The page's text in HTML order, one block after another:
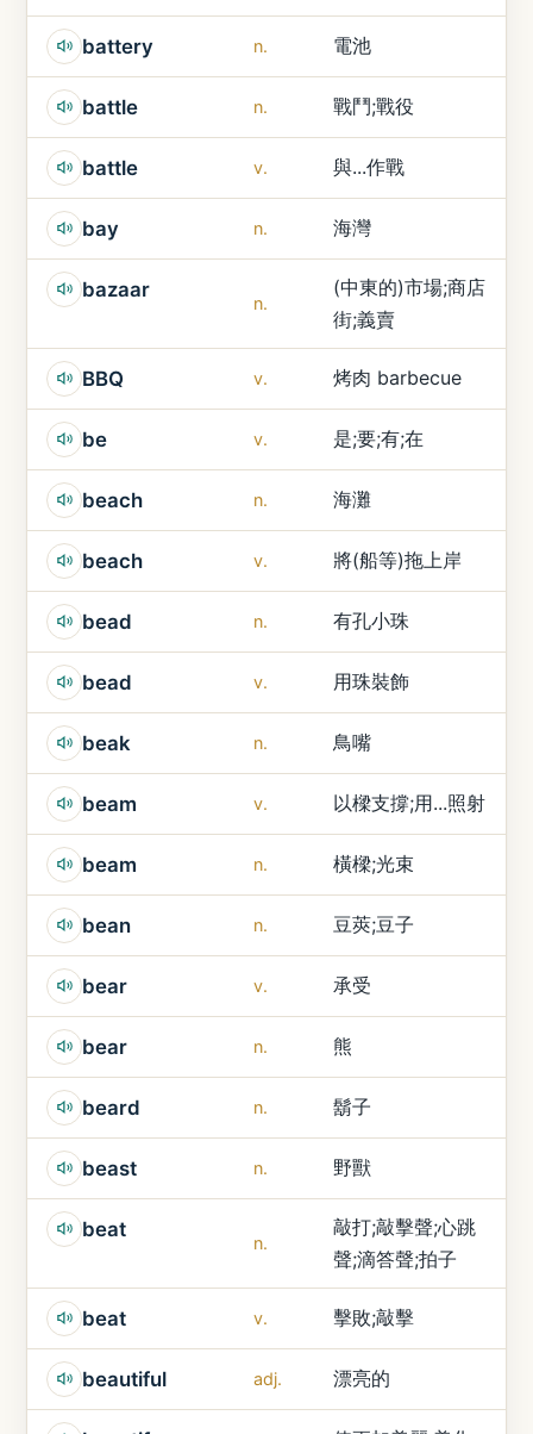
battery n. 電池
battle n. 戰鬥;戰役
battle v. 與...作戰
bay n. 海灣
bazaar
n.
(中東的)市場;商店
街;義賣
BBQ v. 烤肉 barbecue
be v. 是;要;有;在
beach n. 海灘
beach v. 將(船等)拖上岸
bead n. 有孔小珠
bead v. 用珠裝飾
beak n. 鳥嘴
beam v. 以樑支撐;用...照射
beam n. 橫樑;光束
bean n. 豆莢;豆子
bear v. 承受
bear n. 熊
beard n. 鬍子
beast n. 野獸
beat
n.
敲打;敲擊聲;心跳
聲;滴答聲;拍子
beat v. 擊敗;敲擊
beautiful adj. 漂亮的